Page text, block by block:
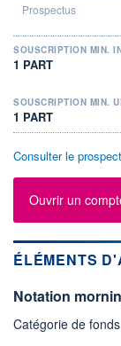
SOUSCRIPTION MIN.
1 PART
SOUSCRIPTION MIN.
1 PART
Consulter le
Ouvrir un
ÉLÉMENTS
Notation
Catégorie de